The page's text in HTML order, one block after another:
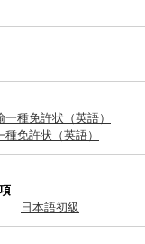
種免許状（英語）
免許状（英語）
日本語初級